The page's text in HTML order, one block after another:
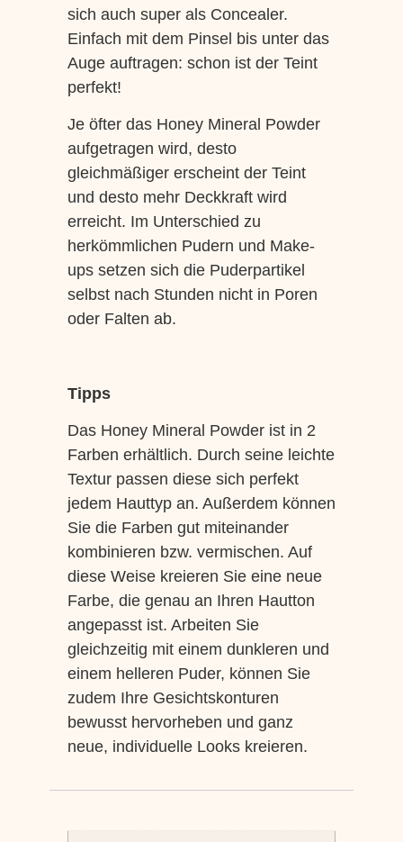
sich auch super als Concealer.
Einfach mit dem Pinsel bis unter das
Auge auftragen: schon ist der Teint
perfekt!
Je öfter das Honey Mineral Powder
aufgetragen wird, desto
gleichmäßiger erscheint der Teint
und desto mehr Deckkraft wird
erreicht. Im Unterschied zu
herkömmlichen Pudern und Make-
ups setzen sich die Puderpartikel
selbst nach Stunden nicht in Poren
oder Falten ab.
Tipps
Das Honey Mineral Powder ist in 2
Farben erhältlich. Durch seine leichte
Textur passen diese sich perfekt
jedem Hauttyp an. Außerdem können
Sie die Farben gut miteinander
kombinieren bzw. vermischen. Auf
diese Weise kreieren Sie eine neue
Farbe, die genau an Ihren Hautton
angepasst ist. Arbeiten Sie
gleichzeitig mit einem dunkleren und
einem helleren Puder, können Sie
zudem Ihre Gesichtskonturen
bewusst hervorheben und ganz
neue, individuelle Looks kreieren.